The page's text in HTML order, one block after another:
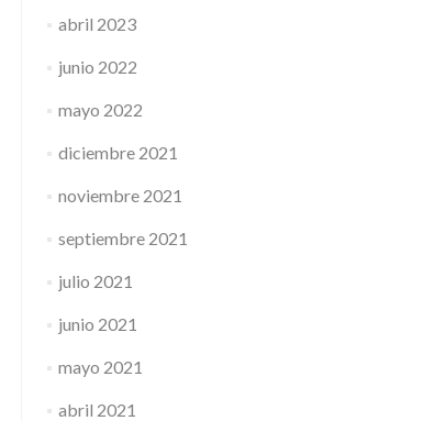
abril 2023
junio 2022
mayo 2022
diciembre 2021
noviembre 2021
septiembre 2021
julio 2021
junio 2021
mayo 2021
abril 2021